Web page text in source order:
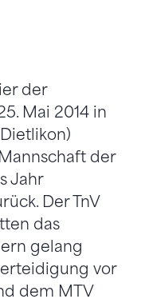
der
Mai 2014 in
der
Jahr
Der TnV
das
gelang
vor
dem MTV